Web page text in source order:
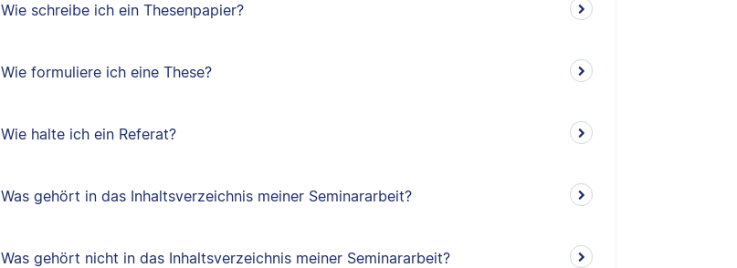
Wie schreibe ich ein Thesenpapier?
Wie formuliere ich eine These?
Wie halte ich ein Referat?
Was gehört in das Inhaltsverzeichnis meiner Seminararbeit?
Was gehört nicht in das Inhaltsverzeichnis meiner Seminararbeit?